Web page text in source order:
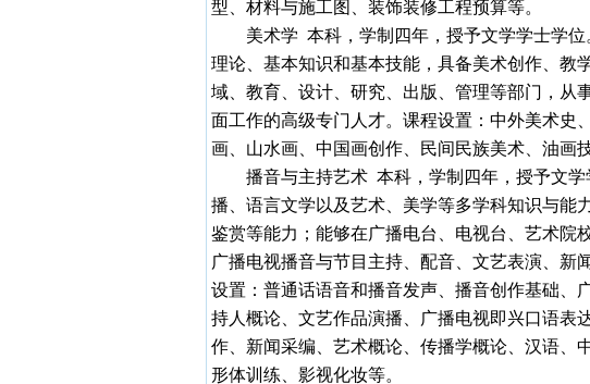
型、材料与施工图、装饰装修工程预算等。
美术学 本科，学制四年，授予文学学士学
理论、基本知识和基本技能，具备美术创作、教
域、教育、设计、研究、出版、管理等部门，从
面工作的高级专门人才。课程设置：中外美术史
画、山水画、中国画创作、民间民族美术、油画
播音与主持艺术 本科，学制四年，授予文
播、语言文学以及艺术、美学等多学科知识与能
鉴赏等能力；能够在广播电台、电视台、艺术院
广播电视播音与节目主持、配音、文艺表演、新
设置：普通话语音和播音发声、播音创作基础、
持人概论、文艺作品演播、广播电视即兴口语表
作、新闻采编、艺术概论、传播学概论、汉语、
形体训练、影视化妆等。